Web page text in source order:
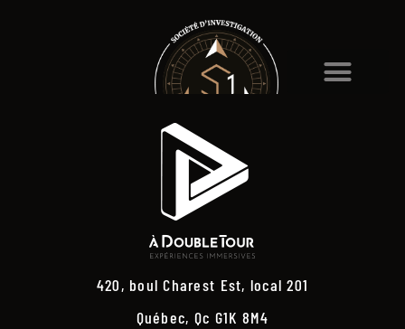
420, boul Charest Est, local 201
Québec, Qc G1K 8M4